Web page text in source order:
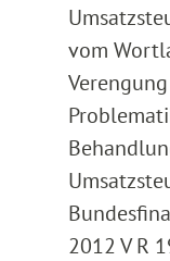
vom
2012 V R